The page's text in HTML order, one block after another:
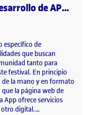
Propuesta de valor: Desarrollo de APP FiraTàrrega
am de valor: Desarrollo de
específico de
que buscan
tanto para
festival. En principio
de la mano y en formato
la página web de
App ofrece servicios
otro digital.…